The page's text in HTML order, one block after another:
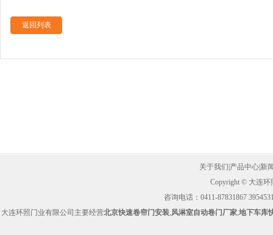
返回列表
关于我们 产品中心| 新
Copyright © 大连
咨询电话：0411-87831867
大连环照门业有限公司主要经营北京快速卷帘门安装,风淋室自动卷门厂家,地下车库